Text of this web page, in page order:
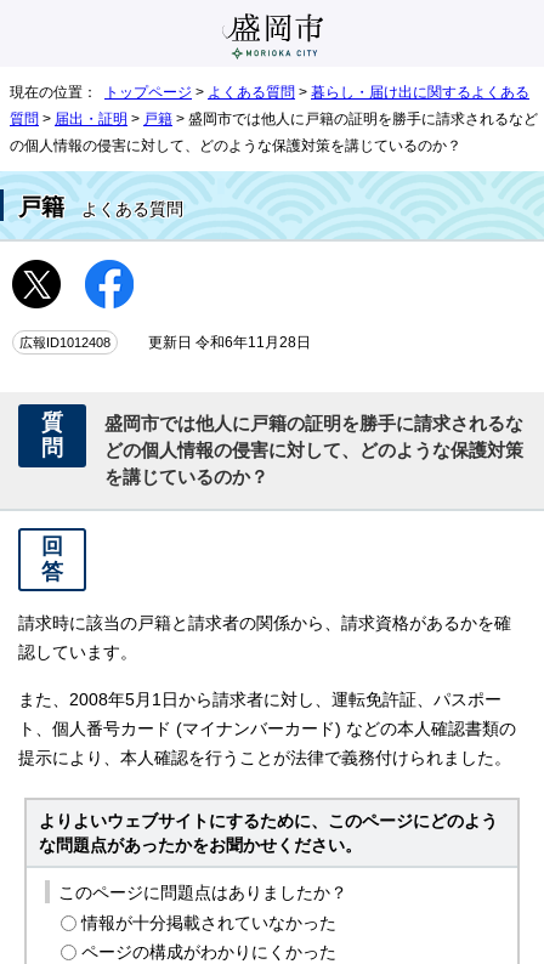
現在の位置： トップページ > よくある質問 > 暮らし・届け出に関するよくある
質問 > 届出・証明 > 戸籍 > 盛岡市では他人に戸籍の証明を勝手に請求されるなど
の個人情報の侵害に対して、どのような保護対策を講じているのか？
戸籍よくある質問
広報ID1012408 更新日 令和6年11月28日
質
問
盛岡市では他人に戸籍の証明を勝手に請求されるな
どの個人情報の侵害に対して、どのような保護対策
を講じているのか？
回
答
請求時に該当の戸籍と請求者の関係から、請求資格があるかを確
認しています。
また、2008年5月1日から請求者に対し、運転免許証、パスポー
ト、個人番号カード (マイナンバーカード) などの本人確認書類の
提示により、本人確認を行うことが法律で義務付けられました。
よりよいウェブサイトにするために、このページにどのよう
な問題点があったかをお聞かせください。
このページに問題点はありましたか？
情報が十分掲載されていなかった
ページの構成がわかりにくかった